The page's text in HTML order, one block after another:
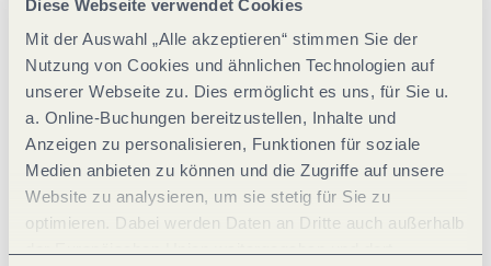
Diese Webseite verwendet Cookies
Mit der Auswahl „Alle akzeptieren“ stimmen Sie der
Nutzung von Cookies und ähnlichen Technologien auf
unserer Webseite zu. Dies ermöglicht es uns, für Sie u.
a. Online-Buchungen bereitzustellen, Inhalte und
Anzeigen zu personalisieren, Funktionen für soziale
Medien anbieten zu können und die Zugriffe auf unsere
Website zu analysieren, um sie stetig für Sie zu
optimieren. Dabei werden Daten an Dritte auch außerhalb
© Artenreich Grafikdesign